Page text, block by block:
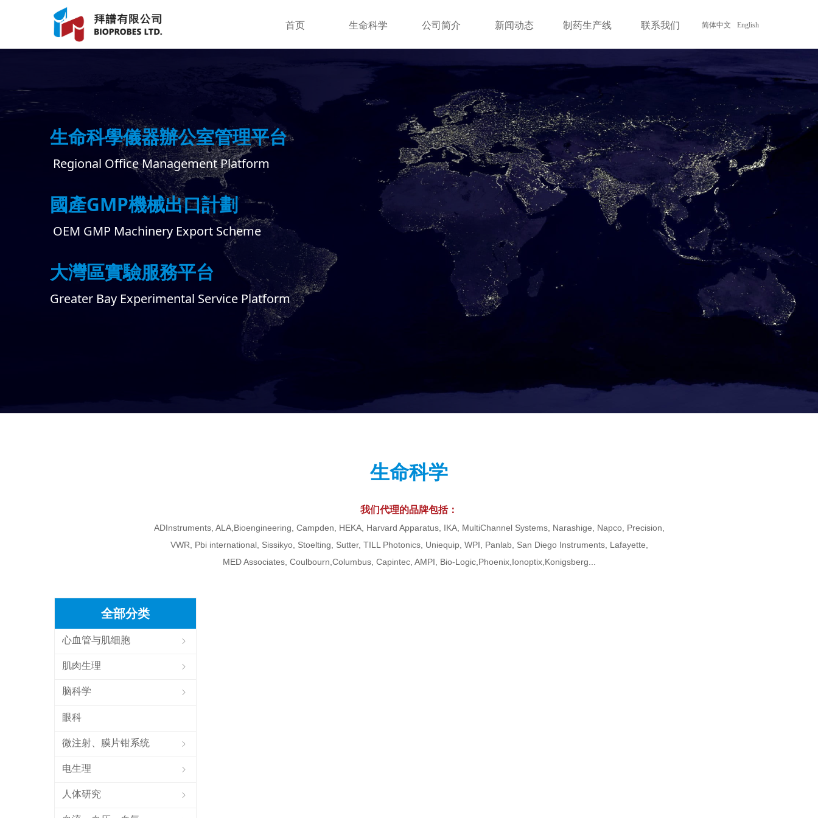
首页 生命科学 公司简介 新闻动态 制药生产线 联系我们 简体中文 English
生命科学
我们代理的品牌包括：
ADInstruments, ALA,Bioengineering, Campden, HEKA, Harvard Apparatus, IKA, MultiChannel Systems, Narashige, Napco, Precision,
VWR, Pbi international, Sissikyo, Stoelting, Sutter, TILL Photonics, Uniequip, WPI, Panlab, San Diego Instruments, Lafayette,
MED Associates, Coulbourn,Columbus, Capintec, AMPI, Bio-Logic,Phoenix,Ionoptix,Konigsberg...
全部分类
ꁇ
心血管与肌细胞
ꁇ
肌肉生理
ꁇ
脑科学
眼科
ꁇ
微注射、膜片钳系统
ꁇ
电生理
ꁇ
人体研究
生命科學儀器辦公室管理平台
Regional Office Management Platform
國產GMP機械出口計劃
OEM GMP Machinery Export Scheme
大灣區實驗服務平台
Greater Bay Experimental Service Platform